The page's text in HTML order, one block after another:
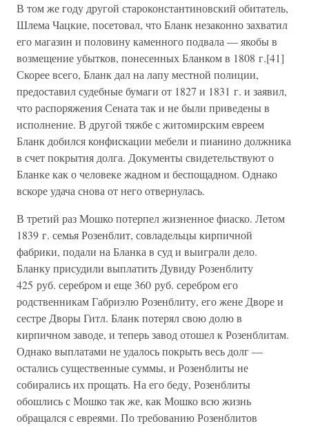
В том же году другой староконстантиновский обитатель,
Шлема Чацкие, посетовал, что Бланк незаконно захватил
его магазин и половину каменного подвала — якобы в
возмещение убытков, понесенных Бланком в 1808 г.[41]
Скорее всего, Бланк дал на лапу местной полиции,
предоставил судебные бумаги от 1827 и 1831 г. и заявил,
что распоряжения Сената так и не были приведены в
исполнение. В другой тяжбе с житомирским евреем
Бланк добился конфискации мебели и пианино должника
в счет покрытия долга. Документы свидетельствуют о
Бланке как о человеке жадном и беспощадном. Однако
вскоре удача снова от него отвернулась.
В третий раз Мошко потерпел жизненное фиаско. Летом
1839 г. семья Розенблит, совладельцы кирпичной
фабрики, подали на Бланка в суд и выиграли дело.
Бланку присудили выплатить Дувиду Розенблиту
425 руб. серебром и еще 360 руб. серебром его
родственникам Габриэлю Розенблиту, его жене Дворе и
сестре Дворы Гитл. Бланк потерял свою долю в
кирпичном заводе, и теперь завод отошел к Розенблитам.
Однако выплатами не удалось покрыть весь долг —
остались существенные суммы, и Розенблиты не
собирались их прощать. На его беду, Розенблиты
обошлись с Мошко так же, как Мошко всю жизнь
обращался с евреями. По требованию Розенблитов